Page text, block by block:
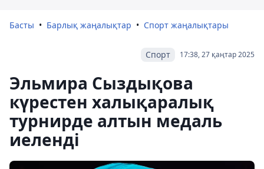
Басты Барлық жаңалықтар Спорт жаңалықтары
17:38, 27 қаңтар 2025
Спорт
Эльмира Сыздықова
күрестен халықаралық
турнирде алтын медаль
иеленді